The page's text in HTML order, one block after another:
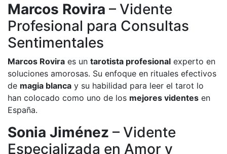
Marcos Rovira – Vidente
Profesional para Consultas
Sentimentales
Marcos Rovira es un tarotista profesional experto en
soluciones amorosas. Su enfoque en rituales efectivos
de magia blanca y su habilidad para leer el tarot lo
han colocado como uno de los mejores videntes en
España.
Sonia Jiménez – Vidente
Especializada en Amor y